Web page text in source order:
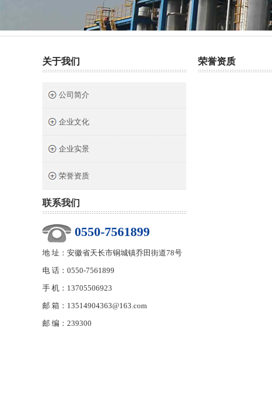
热门关键词： 截止阀 针型阀 二阀组 三阀组
关于我们
公司简介
企业文化
企业实景
荣誉资质
联系我们
0550-7561899
地 址：安徽省天长市铜城镇乔田街道78号
电 话：0550-7561899
手 机：13705506923
邮 箱：13514904363@163.com
邮 编：239300
荣誉资质